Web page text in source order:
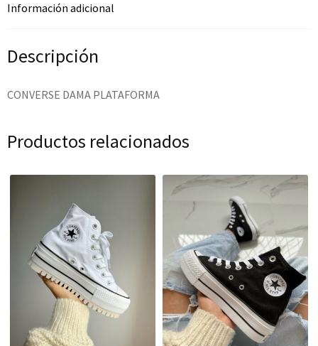
Información adicional
Descripción
CONVERSE DAMA PLATAFORMA
Productos relacionados